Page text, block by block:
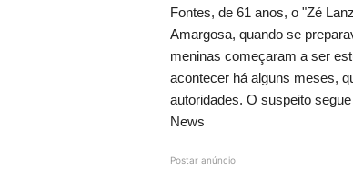
Fontes, de 61 anos, o "Zé
Amargosa, quando se
meninas começaram a ser
acontecer há alguns meses,
autoridades. O suspeito
News
Postar anúncio